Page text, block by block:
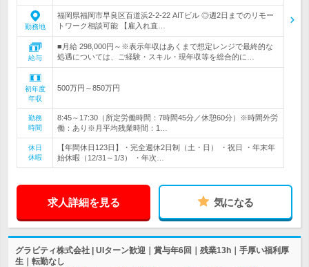
勤務地
福岡県福岡市早良区百道浜2-2-22 AITビル ◎週2日までのリモー
トワーク相談可能 【雇入れ直…
給与
■月給 298,000円～※表示年収はあくまで想定レンジで最終的な
処遇については、ご経験・スキル・現年収等を総合的に…
初年度
年収
500万円～850万円
勤務
時間
8:45～17:30（所定労働時間：7時間45分／休憩60分）※時間外労
働：あり※月平均残業時間：1…
休日
休暇
【年間休日123日】・完全週休2日制（土・日） ・祝日 ・年末年
始休暇（12/31～1/3） ・年次…
求人詳細を見る 気になる
グラビティ株式会社 | UIターン歓迎｜賞与年6回｜残業13h｜手厚い福利厚
生｜転勤なし